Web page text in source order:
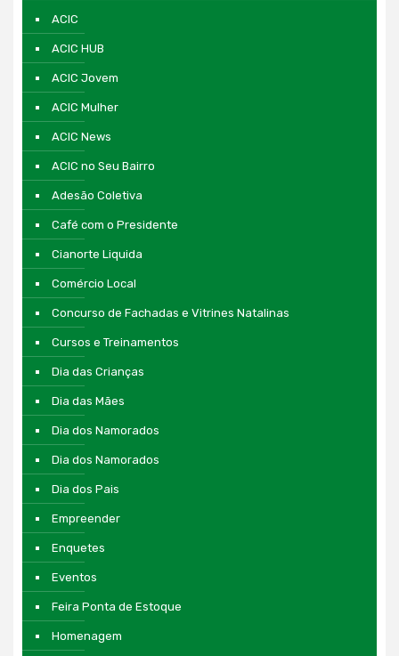
ACIC
ACIC HUB
ACIC Jovem
ACIC Mulher
ACIC News
ACIC no Seu Bairro
Adesão Coletiva
Café com o Presidente
Cianorte Liquida
Comércio Local
Concurso de Fachadas e Vitrines Natalinas
Cursos e Treinamentos
Dia das Crianças
Dia das Mães
Dia dos Namorados
Dia dos Namorados
Dia dos Pais
Empreender
Enquetes
Eventos
Feira Ponta de Estoque
Homenagem